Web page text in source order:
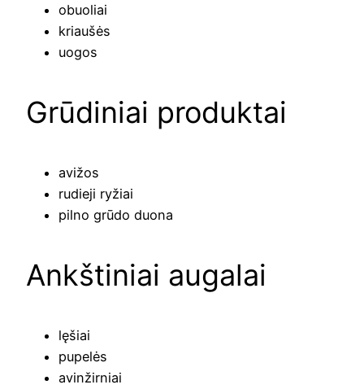
obuoliai
kriaušės
uogos
Grūdiniai produktai
avižos
rudieji ryžiai
pilno grūdo duona
Ankštiniai augalai
lęšiai
pupelės
avinžirniai